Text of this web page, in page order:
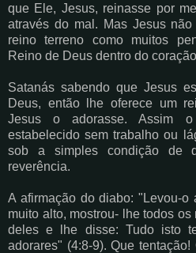
que Ele, Jesus, reinasse por
através do mal. Mas Jesus
reino terreno como muitos
Reino de Deus dentro do
Satanás sabendo que Jesus
Deus, então lhe oferece um
Jesus o adorasse. Assim
estabelecido sem trabalho ou
sob a simples condição de
reverência.
A afirmação do diabo: "Levou-
muito alto, mostrou- lhe todos
deles e lhe disse: Tudo isto
adorares" (4:8-9). Que